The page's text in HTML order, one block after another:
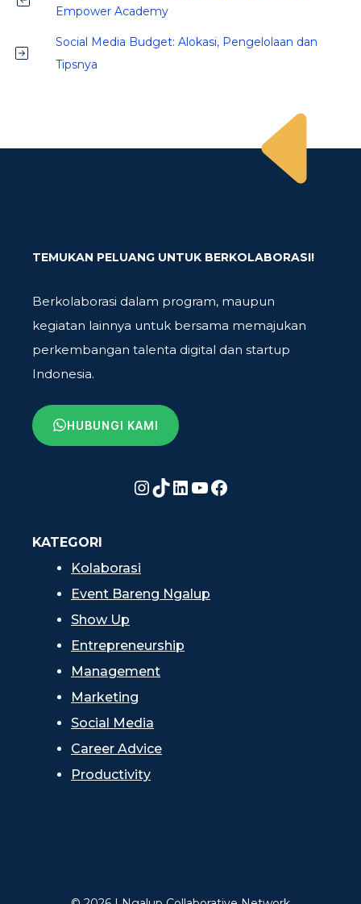
Empower Academy
Social Media Budget: Alokasi, Pengelolaan dan
Tipsnya
TEMUKAN PELUANG UNTUK BERKOLABORASI!
Berkolaborasi dalam program, maupun
kegiatan lainnya untuk bersama memajukan
perkembangan talenta digital dan startup
Indonesia.
HUBUNGI KAMI
Instagram
TikTok
LinkedIn
YouTube
Facebook
KATEGORI
Kolaborasi
Event Bareng Ngalup
Show Up
Entrepreneurship
Management
Marketing
Social Media
Career Advice
Productivity